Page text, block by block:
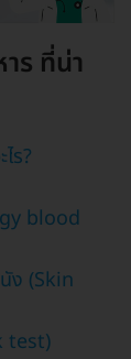
ร ที่น่า
ร?
blood
ง (Skin
test)